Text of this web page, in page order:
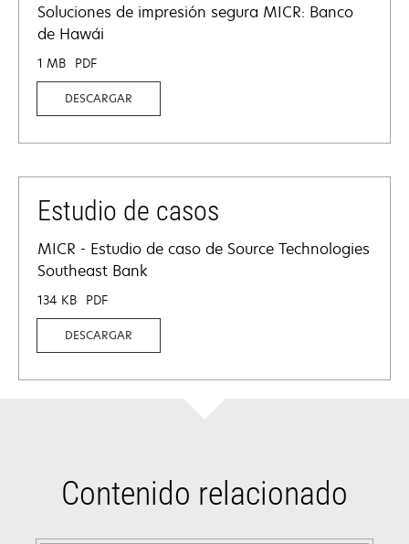
Soluciones de impresión segura MICR: Banco
de Hawái
1 MB PDF
DESCARGAR
Estudio de casos
MICR - Estudio de caso de Source Technologies
Southeast Bank
134 KB PDF
DESCARGAR
Contenido relacionado